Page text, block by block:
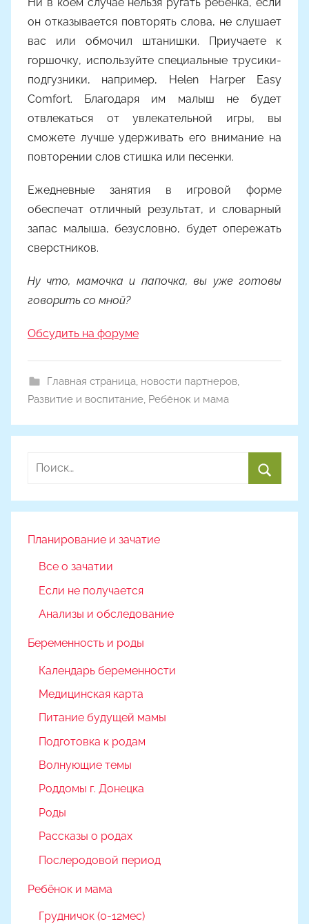
он отказывается повторять слова, не слушает
вас или обмочил штанишки. Приучаете к
горшочку, используйте специальные трусики-
подгузники, например, Helen Harper Easy
Comfort. Благодаря им малыш не будет
отвлекаться от увлекательной игры, вы
сможете лучше удерживать его внимание на
повторении слов стишка или песенки.
Ежедневные занятия в игровой форме
обеспечат отличный результат, и словарный
запас малыша, безусловно, будет опережать
сверстников.
Ну что, мамочка и папочка, вы уже готовы
говорить со мной?
Обсудить на форуме
Главная страница, новости партнеров,
Развитие и воспитание, Ребёнок и мама
Найти:
Планирование и зачатие
Все о зачатии
Если не получается
Анализы и обследование
Беременность и роды
Календарь беременности
Медицинская карта
Питание будущей мамы
Подготовка к родам
Волнующие темы
Роддомы г. Донецка
Роды
Рассказы о родах
Послеродовой период
Ребёнок и мама
Грудничок (0-12мес)